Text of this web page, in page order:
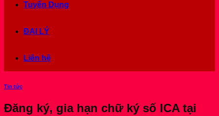
Tuyển Dụng
ĐẠI LÝ
Liên hệ
Tin tức
Đăng ký, gia hạn chữ ký số ICA tại